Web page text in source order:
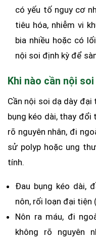
có yếu tố nguy cơ
tiêu hóa, nhiễm vi
bia nhiều hoặc có
nội soi định kỳ để
Khi nào cần nội
Cần nội soi dạ dày
bụng kéo dài, thay đổi
rõ nguyên nhân, đi
sử polyp hoặc ung
tính.
Đau bụng kéo dài,
nôn, rối loạn đại tiện
Nôn ra máu, đi
không rõ nguyên